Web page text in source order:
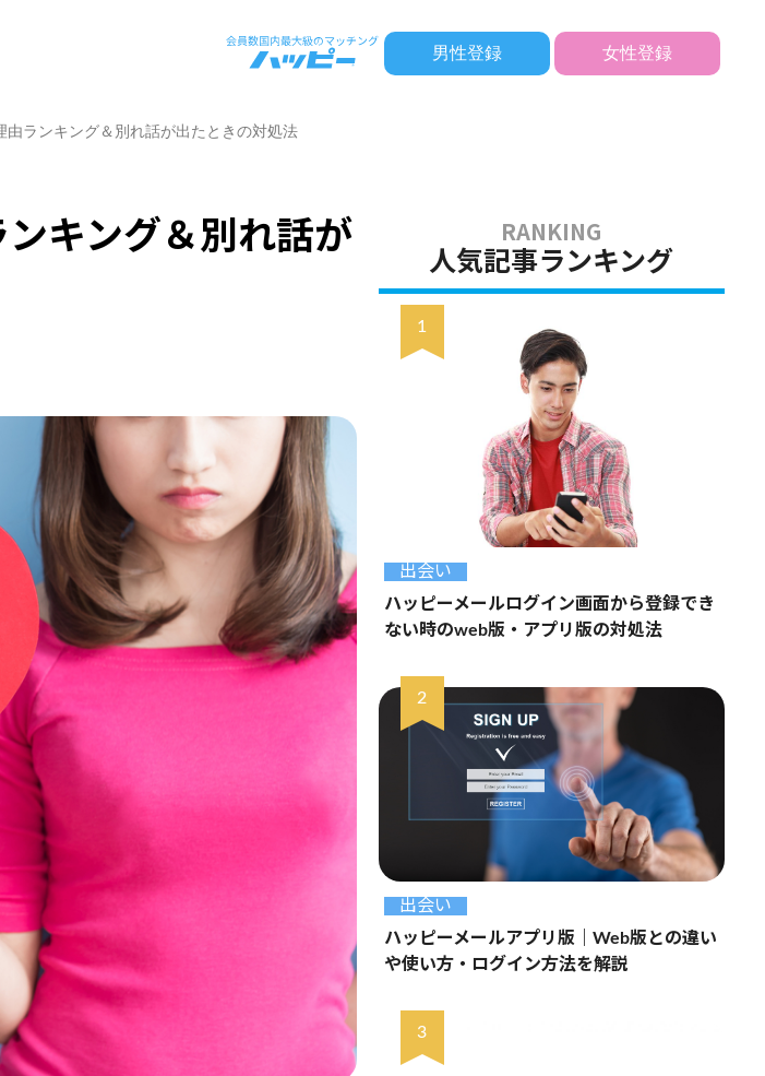
男性登録 女性登録
由ランキング＆別れ話が出たときの対処法
ンキング＆別れ話が
人気記事ランキング
出会い
ハッピーメールログイン画面から登録でき
ない時のweb版・アプリ版の対処法
出会い
ハッピーメールアプリ版｜Web版との違い
や使い方・ログイン方法を解説